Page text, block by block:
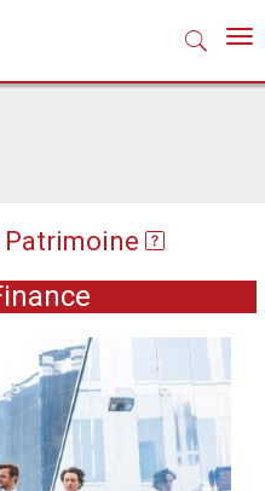
Patrimoine